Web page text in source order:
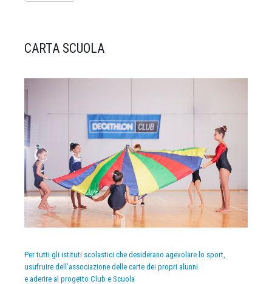
CARTA SCUOLA
Per tutti gli istituti scolastici che desiderano agevolare lo sport,
usufruire dell’associazione delle carte dei propri alunni
e aderire al progetto Club e Scuola